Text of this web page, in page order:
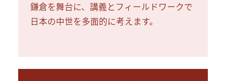
鎌倉を舞台に、講義とフィールドワークで
日本の中世を多面的に考えます。